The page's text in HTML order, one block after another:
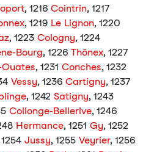
, 1216 Cointrin, 1217
, 1219 Le Lignon, 1220
, 1223 Cologny, 1224
Bourg, 1226 Thônex, 1227
, 1231 Conches, 1232
Vessy, 1236 Cartigny, 1237
, 1242 Satigny, 1243
Collonge-Bellerive, 1246
Hermance, 1251 Gy, 1252
1254 Jussy, 1255 Veyrier, 1256